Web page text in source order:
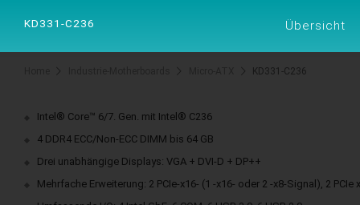
Produkte
KD331-C236 Übersicht
KD331-C236
Intel® Core™ 6/7. Gen. mit Intel® C236
4 DDR4 ECC/Non-ECC DIMM bis 64 GB
Drei unabhängige Displays: VGA + DVI-D + DP++
Mehrfache Erweiterung: 2 PCIe-x16- (1 -x16- oder 2 -x8-Signal), 2 PCIe